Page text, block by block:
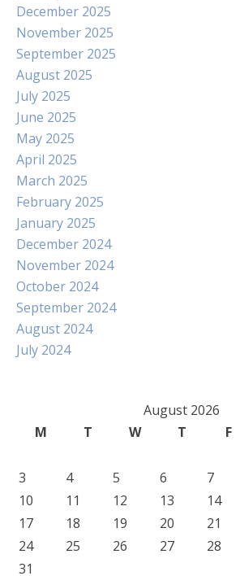
December 2025
November 2025
September 2025
August 2025
July 2025
June 2025
May 2025
April 2025
March 2025
February 2025
January 2025
December 2024
November 2024
October 2024
September 2024
August 2024
July 2024
August 2026
M
T W T F
3
4 5 6 7
10
11 12 13 14
17
18 19 20 21
24
25 26 27 28
31